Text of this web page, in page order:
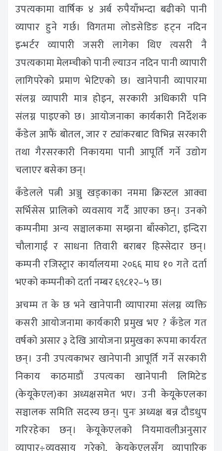
उपत्यकामा वार्षिक ४ अर्ब रुपैयाँभन्दा बढीको पानी
व्यापार हुने गर्छ। विगतमा लोडसेडिङ हट्न नदिन
इन्भर्टर व्यापारी जसरी लागेका थिए त्यसरी नै
उपत्यकामा मेलम्चीको पानी ल्याउन नदिन पानी व्यापारी
लागिपरेको प्रमाण भेटिएको छ। खानेपानी व्यापारमा
संलग्न व्यापारी मात्र होइन, सरकारी अधिकारी पनि
संलग्न पाइएको छ। आयोजनाका कार्यकारी निर्देशक
कँडेल आफैं बोतल, जार र ट्यांकरबाट विभिन्न सरकारी
तथा गैरसरकारी निकायमा पानी आपूर्ति गर्ने उद्योग
चलाएर बसेका छन्।
कँडेलले पत्नी अञ्जु खड्काका नममा क्रिस्टल आक्वा
सर्भिसेस प्रालिको व्यवसाय गर्दै आएका छन्। उनको
कम्पनीमा अन्य सञ्चालकमा सम्झना बाँस्कोटा, इन्दिरा
चौलागाईं र साधना तिवारी बराबर हिस्सेदार छन्।
कम्पनी रजिस्ट्रार कार्यालयमा २०६६ माघ १० गते दर्ता
भएको कम्पनीको दर्ता नम्बर ६९८१२–५ छ।
अचम्म त के छ भने खानेपानी व्यापारमा संलग्न व्यक्ति
कसरी आयोजनामा कार्यकारी प्रमुख भए ? कँडेल गत
वर्षको असार ३ देखि आयोजना प्रमुखका रूपमा कार्यरत
छन्। उनी उपत्यकाभर खानेपानी आपूर्ति गर्ने सरकारी
निकाय काठमाडौं उपत्यका खानेपानी लिमिटेड
(केयूकेएल)का अध्यक्षसमेत भए। उनी केयूकेएलका
सञ्चालक समिति सदस्य छन्। पुनः अध्यक्ष बन्न दौडधुप
गरिरहेका छन्। केयूकेएलको नियमावलीअनुसार